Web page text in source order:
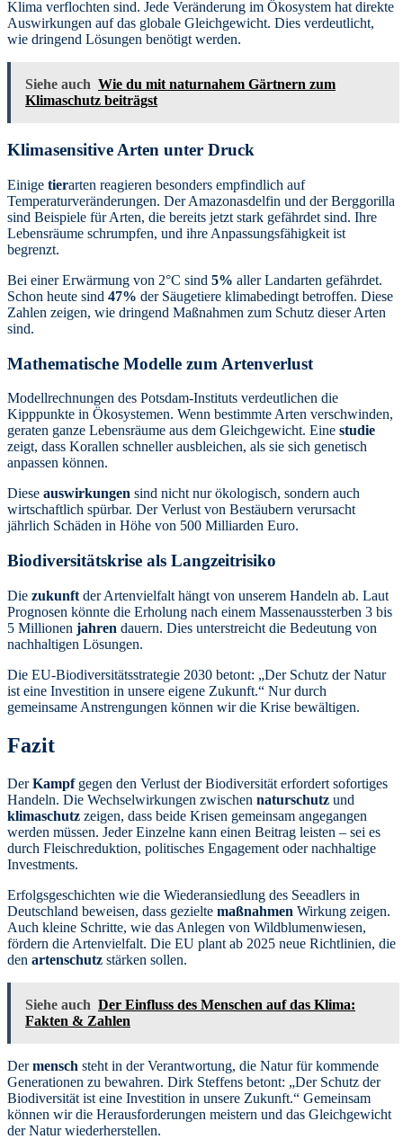
Klima verflochten sind. Jede Veränderung im Ökosystem hat direkte
Auswirkungen auf das globale Gleichgewicht. Dies verdeutlicht,
wie dringend Lösungen benötigt werden.
Siehe auch Wie du mit naturnahem Gärtnern zum
Klimaschutz beiträgst
Klimasensitive Arten unter Druck
Einige tierarten reagieren besonders empfindlich auf
Temperaturveränderungen. Der Amazonasdelfin und der Berggorilla
sind Beispiele für Arten, die bereits jetzt stark gefährdet sind. Ihre
Lebensräume schrumpfen, und ihre Anpassungsfähigkeit ist
begrenzt.
Bei einer Erwärmung von 2°C sind 5% aller Landarten gefährdet.
Schon heute sind 47% der Säugetiere klimabedingt betroffen. Diese
Zahlen zeigen, wie dringend Maßnahmen zum Schutz dieser Arten
sind.
Mathematische Modelle zum Artenverlust
Modellrechnungen des Potsdam-Instituts verdeutlichen die
Kipppunkte in Ökosystemen. Wenn bestimmte Arten verschwinden,
geraten ganze Lebensräume aus dem Gleichgewicht. Eine studie
zeigt, dass Korallen schneller ausbleichen, als sie sich genetisch
anpassen können.
Diese auswirkungen sind nicht nur ökologisch, sondern auch
wirtschaftlich spürbar. Der Verlust von Bestäubern verursacht
jährlich Schäden in Höhe von 500 Milliarden Euro.
Biodiversitätskrise als Langzeitrisiko
Die zukunft der Artenvielfalt hängt von unserem Handeln ab. Laut
Prognosen könnte die Erholung nach einem Massenaussterben 3 bis
5 Millionen jahren dauern. Dies unterstreicht die Bedeutung von
nachhaltigen Lösungen.
Die EU-Biodiversitätsstrategie 2030 betont: „Der Schutz der Natur
ist eine Investition in unsere eigene Zukunft.“ Nur durch
gemeinsame Anstrengungen können wir die Krise bewältigen.
Fazit
DerKampfgegen den Verlust der Biodiversität erfordert sofortiges
Handeln. Die Wechselwirkungen zwischen naturschutz und
klimaschutz zeigen, dass beide Krisen gemeinsam angegangen
werden müssen. Jeder Einzelne kann einen Beitrag leisten – sei es
durch Fleischreduktion, politisches Engagement oder nachhaltige
Investments.
Erfolgsgeschichten wie die Wiederansiedlung des Seeadlers in
Deutschland beweisen, dass gezielte maßnahmen Wirkung zeigen.
Auch kleine Schritte, wie das Anlegen von Wildblumenwiesen,
fördern die Artenvielfalt. Die EU plant ab 2025 neue Richtlinien, die
den artenschutz stärken sollen.
Siehe auch Der Einfluss des Menschen auf das Klima:
Fakten & Zahlen
Dermensch steht in der Verantwortung, die Natur für kommende
Generationen zu bewahren. Dirk Steffens betont: „Der Schutz der
Biodiversität ist eine Investition in unsere Zukunft.“ Gemeinsam
können wir die Herausforderungen meistern und das Gleichgewicht
der Natur wiederherstellen.